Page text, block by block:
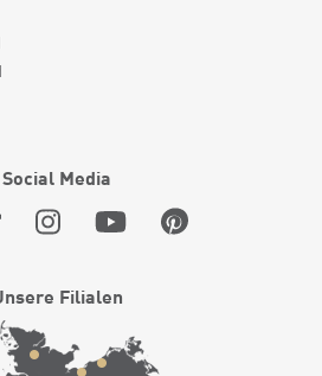
Social Media
Filialen